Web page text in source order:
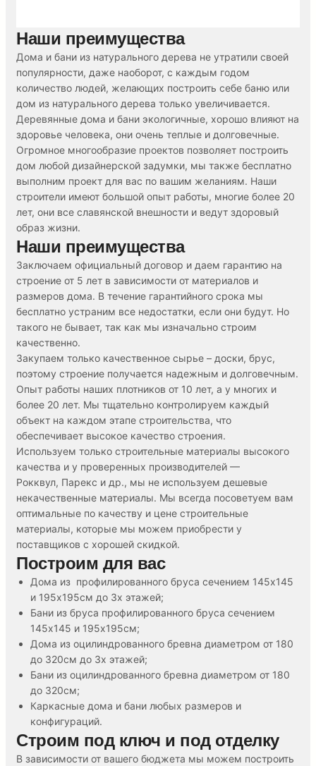
Наши преимущества
Дома и бани из натурального дерева не утратили своей
популярности, даже наоборот, с каждым годом
количество людей, желающих построить себе баню или
дом из натурального дерева только увеличивается.
Деревянные дома и бани экологичные, хорошо влияют на
здоровье человека, они очень теплые и долговечные.
Огромное многообразие проектов позволяет построить
дом любой дизайнерской задумки, мы также бесплатно
выполним проект для вас по вашим желаниям. Наши
строители имеют большой опыт работы, многие более 20
лет, они все славянской внешности и ведут здоровый
образ жизни.
Наши преимущества
Заключаем официальный договор и даем гарантию на
строение от 5 лет в зависимости от материалов и
размеров дома. В течение гарантийного срока мы
бесплатно устраним все недостатки, если они будут. Но
такого не бывает, так как мы изначально строим
качественно.
Закупаем только качественное сырье – доски, брус,
поэтому строение получается надежным и долговечным.
Опыт работы наших плотников от 10 лет, а у многих и
более 20 лет. Мы тщательно контролируем каждый
объект на каждом этапе строительства, что
обеспечивает высокое качество строения.
Используем только строительные материалы высокого
качества и у проверенных производителей —
Рокквул, Парекс и др., мы не используем дешевые
некачественные материалы. Мы всегда посоветуем вам
оптимальные по качеству и цене строительные
материалы, которые мы можем приобрести у
поставщиков с хорошей скидкой.
Построим для вас
Дома из профилированного бруса сечением 145х145
и 195х195см до 3х этажей;
Бани из бруса профилированного бруса сечением
145х145 и 195х195см;
Дома из оцилиндрованного бревна диаметром от 180
до 320см до 3х этажей;
Бани из оцилиндрованного бревна диаметром от 180
до 320см;
Каркасные дома и бани любых размеров и
конфигураций.
Строим под ключ и под отделку
В зависимости от вашего бюджета мы можем построить